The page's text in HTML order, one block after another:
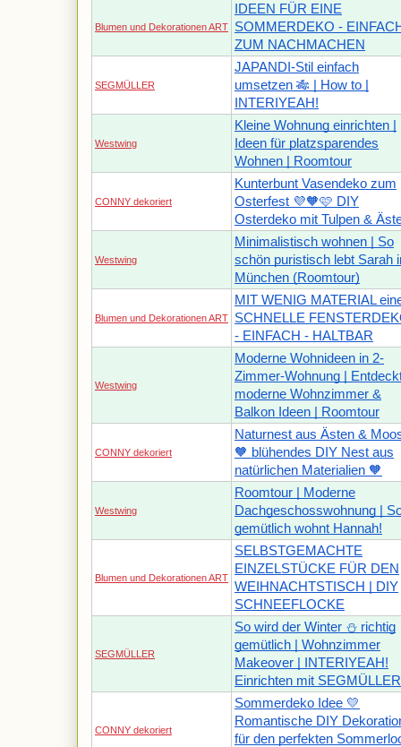
Blumen und Dekorationen ART
IDEEN FÜR EINE
SOMMERDEKO -
ZUM NACHMACHEN
SEGMÜLLER
JAPANDI-Stil einfach
umsetzen 🎋 | How to |
INTERIYEAH!
Westwing
Kleine Wohnung einrichten |
Ideen für platzsparendes
Wohnen | Roomtour
CONNY dekoriert
Kunterbunt Vasendeko zum
Osterfest 💜🧡🩷 DIY
Osterdeko mit Tulpen &
Westwing
Minimalistisch wohnen | So
schön puristisch lebt Sarah
München (Roomtour)
Blumen und Dekorationen ART
MIT WENIG MATERIAL
SCHNELLE
- EINFACH - HALTBAR
Westwing
Moderne Wohnideen in 2-
Zimmer-Wohnung |
moderne Wohnzimmer &
Balkon Ideen | Roomtour
CONNY dekoriert
Naturnest aus Ästen &
🧡 blühendes DIY Nest aus
natürlichen Materialien 🧡
Westwing
Roomtour | Moderne
Dachgeschosswohnung |
gemütlich wohnt Hannah!
Blumen und Dekorationen ART
SELBSTGEMACHTE
EINZELSTÜCKE FÜR DEN
WEIHNACHTSTISCH | DIY
SCHNEEFLOCKE
SEGMÜLLER
So wird der Winter ⛄ richtig
gemütlich | Wohnzimmer
Makeover | INTERIYEAH!
Einrichten mit SEGMÜLLER
CONNY dekoriert
Sommerdeko Idee 💛
Romantische DIY
für den perfekten